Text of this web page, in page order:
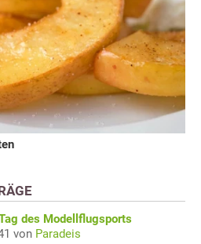
des Modellflugsports
von Paradeis